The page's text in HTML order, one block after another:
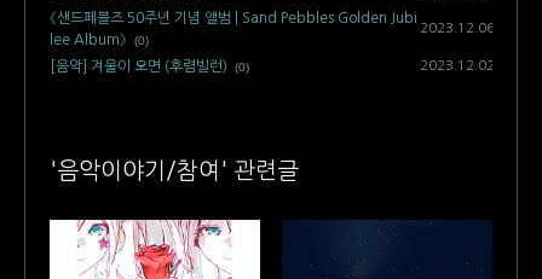
《샌드페블즈 50주년 기념 앨범 | Sand Pebbles Golden Jubi
lee Album》
(0)
2023.12.06
[음악] 겨울이 오면 (후렴빌런) (0) 2023.12.02
'음악이야기/참여' 관련글